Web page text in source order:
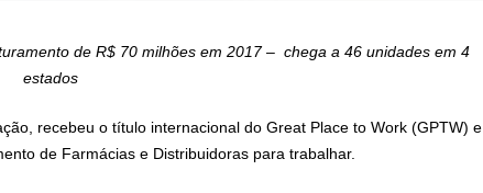
de R$ 70 milhões em 2017 – chega a 46 unidades em 4
estados
recebeu o título internacional do Great Place to Work (GPTW) e
de Farmácias e Distribuidoras para trabalhar.